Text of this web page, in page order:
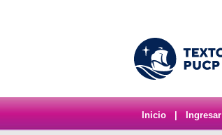
Inicio Ingresar